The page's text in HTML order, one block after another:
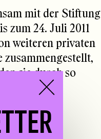
mit der Stiftung
zum 24. Juli 2011
weiteren privaten
sie durch so